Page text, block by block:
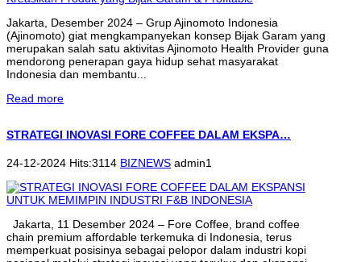
Jakarta, Desember 2024 – Grup Ajinomoto Indonesia
(Ajinomoto) giat mengkampanyekan konsep Bijak Garam yang
merupakan salah satu aktivitas Ajinomoto Health Provider guna
mendorong penerapan gaya hidup sehat masyarakat
Indonesia dan membantu...
Read more
STRATEGI INOVASI FORE COFFEE DALAM EKSPA…
24-12-2024 Hits:3114 BIZNEWS admin1
Jakarta, 11 Desember 2024 – Fore Coffee, brand coffee
chain premium affordable terkemuka di Indonesia, terus
memperkuat posisinya sebagai pelopor dalam industri kopi